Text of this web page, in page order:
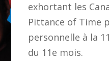
exhortant les
Pittance of Time
personnelle à la
du 11e mois.